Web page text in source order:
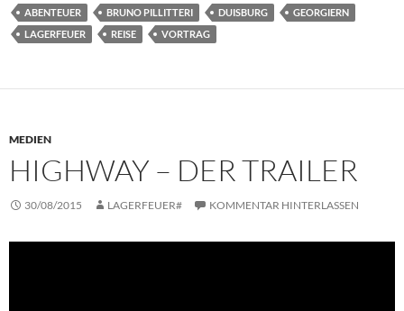
ABENTEUER BRUNO PILLITTERI DUISBURG
GEORGIERN
LAGERFEUER
REISE VORTRAG
MEDIEN
HIGHWAY – DER TRAILER
30/08/2015 LAGERFEUER# KOMMENTAR HINTERLASSEN